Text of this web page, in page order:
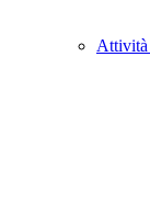
Attività